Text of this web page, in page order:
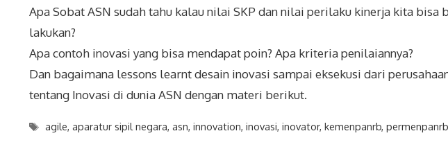
Apa Sobat ASN sudah tahu kalau nilai SKP dan nilai perilaku kinerja kita bisa
lakukan?
Apa contoh inovasi yang bisa mendapat poin? Apa kriteria penilaiannya?
Dan bagaimana lessons learnt desain inovasi sampai eksekusi dari
tentang Inovasi di dunia ASN dengan materi berikut.
Tags
agile,aparatur sipil negara,asn,innovation,inovasi,inovator,kemenpanrb,